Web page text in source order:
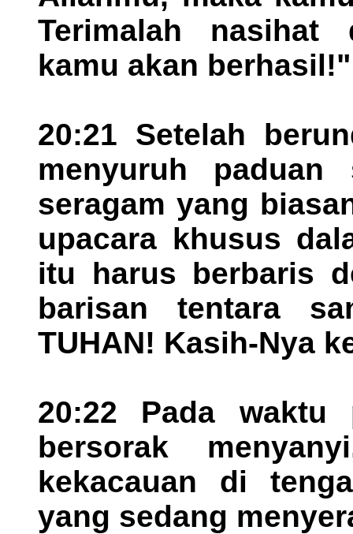
Terimalah nasihat
kamu akan berhasil!"
20:21 Setelah
menyuruh paduan
seragam yang
upacara khusus
itu harus berbaris
barisan tentara
TUHAN! Kasih-Nya
20:22 Pada
bersorak
kekacauan di
yang sedang